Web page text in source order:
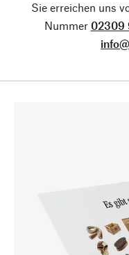
Sie erreichen uns
Nummer 02309